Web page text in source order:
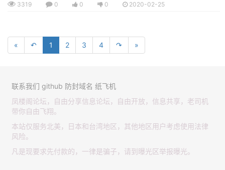
3319 0 0 0 2020-02-25
« ↶ 1 2 3 4 ↷ »
联系我们 github 防封域名 纸飞机
凤楼阁论坛，自由分享信息论坛，自由开放，信息共享，老司机
带你自由飞翔。
本站仅服务北美，日本和台湾地区，其他地区用户考虑使用法律
风险。
凡是现要求先付款的，一律是骗子，请到曝光区举报曝光。